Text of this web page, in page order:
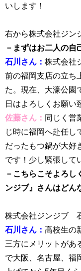
いします！
右から株式会社ジン
－まずはお二人の自
石川さん： 株式会社
前の福岡支店の立ち
た。現在、大濠公園
日はよろしくお願い
佐藤さん： 同じく営
じ時に福岡へ赴任し
だったもつ鍋が大好
です！少し緊張して
－こちらこそよろし
ンジブ』さんはどん
株式会社ジンジブ
石川さん： 高校生の
三方にメリットがあ
で大阪、名古屋、福